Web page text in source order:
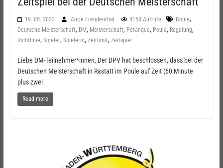
19. 05. 2023 Antje Freudenthal 4150 Aufrufe Boule,
Deutsche Meisterschaft, DM, Meisterschaft, Pétanque, Poule, Regelung,
Richtlinie, Spieler, Spielerin, Zeitlimit, Zeitspiel
Liebe DM-Teilnehmer*innen, Der DPV hat beschlossen, dass bei der
Deutschen Meisterschaft in Rastatt im Poule auf Zeit (60 Minute
plus zwei
Read more